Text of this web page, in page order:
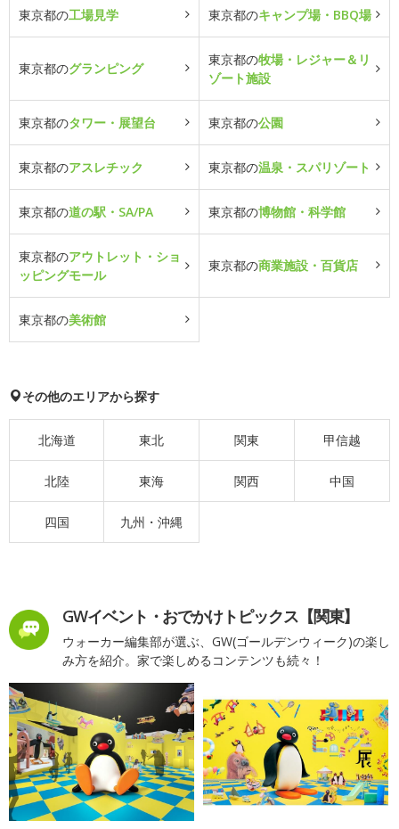
東京都の工場見学 東京都のキャンプ場・BBQ場
東京都のグランピング
東京都の牧場・レジャー＆リ
ゾート施設
東京都のタワー・展望台 東京都の公園
東京都のアスレチック 東京都の温泉・スパリゾート
東京都の道の駅・SA/PA 東京都の博物館・科学館
東京都のアウトレット・ショ
ッピングモール
東京都の商業施設・百貨店
東京都の美術館
その他のエリアから探す
北海道 東北 関東 甲信越
北陸 東海 関西 中国
四国 九州・沖縄
GWイベント・おでかけトピックス【関東】
ウォーカー編集部が選ぶ、GW(ゴールデンウィーク)の楽し
み方を紹介。家で楽しめるコンテンツも続々！